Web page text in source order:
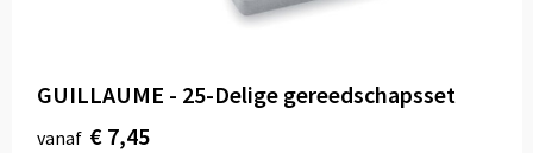
GUILLAUME - 25-Delige gereedschapsset
vanaf € 7,45